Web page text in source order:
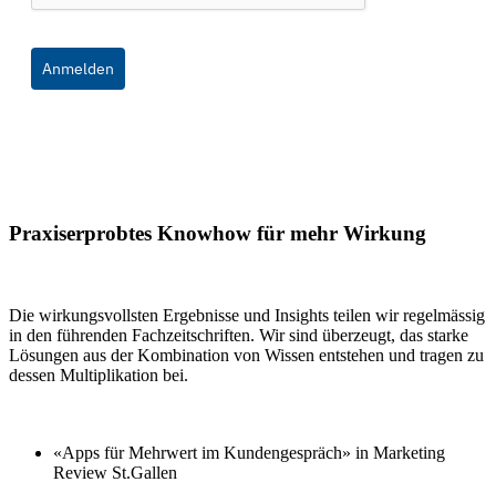
Anmelden
Praxiserprobtes Knowhow für mehr Wirkung
Die wirkungsvollsten Ergebnisse und Insights teilen wir regelmässig
in den führenden Fachzeitschriften. Wir sind überzeugt, das starke
Lösungen aus der Kombination von Wissen entstehen und tragen zu
dessen Multiplikation bei.
«Apps für Mehrwert im Kundengespräch» in Marketing
Review St.Gallen